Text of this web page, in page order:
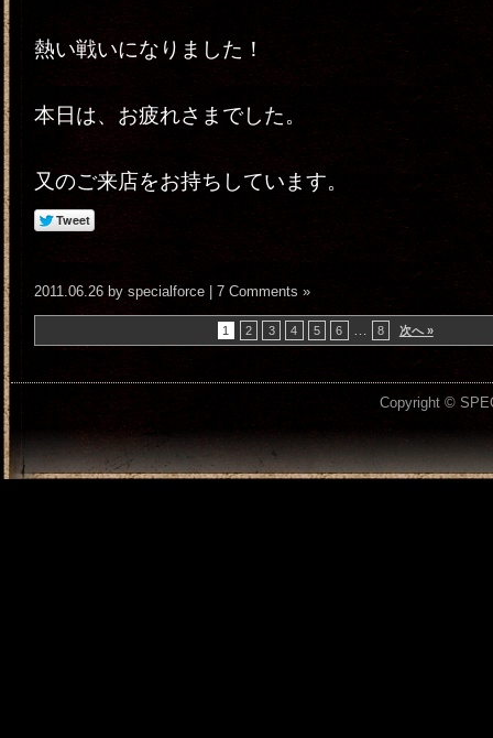
熱い戦いになりました！
本日は、お疲れさまでした。
又のご来店をお持ちしています。
2011.06.26 by specialforce | 7 Comments »
1 2 3 4 5 6 … 8 次へ »
Copyright ©